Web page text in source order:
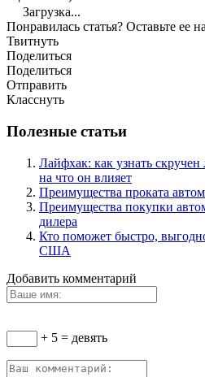
Загрузка...
Понравилась статья? Оставьте ее
Твитнуть
Поделиться
Поделиться
Отправить
Класснуть
Полезные статьи
Лайфхак: как узнать
на что он влияет
Преимущества проката
Преимущества покупки
дилера
Кто поможет быстро,
США
Добавить комментарий
+ 5 = девять